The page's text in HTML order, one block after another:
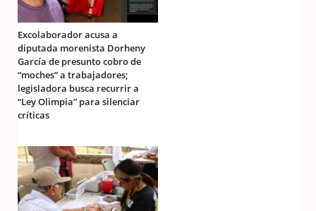
Excolaborador acusa a
diputada morenista Dorheny
García de presunto cobro de
“moches” a trabajadores;
legisladora busca recurrir a
“Ley Olimpia” para silenciar
críticas